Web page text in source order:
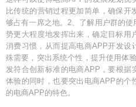
比传统的营销过程更加简单，确保
够占有一席之地。2、了解用户群的
势更大程度地发挥出来，确定目标用
消费习惯，从而提高电商APP开发设
殊需要，突出系统个性，提升使用体
发符合创新标准的电商APP，要根据
体验的同时，也要突出电商APP的个
的电商APP的特色。